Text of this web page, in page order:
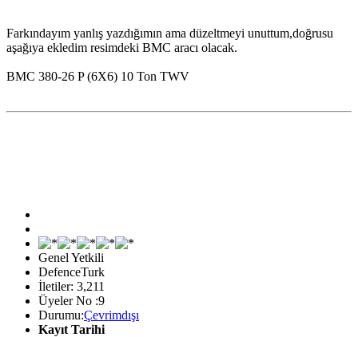
Farkındayım yanlış yazdığımın ama düzeltmeyi unuttum,doğrusu
aşağıya ekledim resimdeki BMC aracı olacak.
BMC 380-26 P (6X6) 10 Ton TWV
Genel Yetkili
DefenceTurk
İletiler: 3,211
Üyeler No :9
Durumu:Çevrimdışı
Kayıt Tarihi